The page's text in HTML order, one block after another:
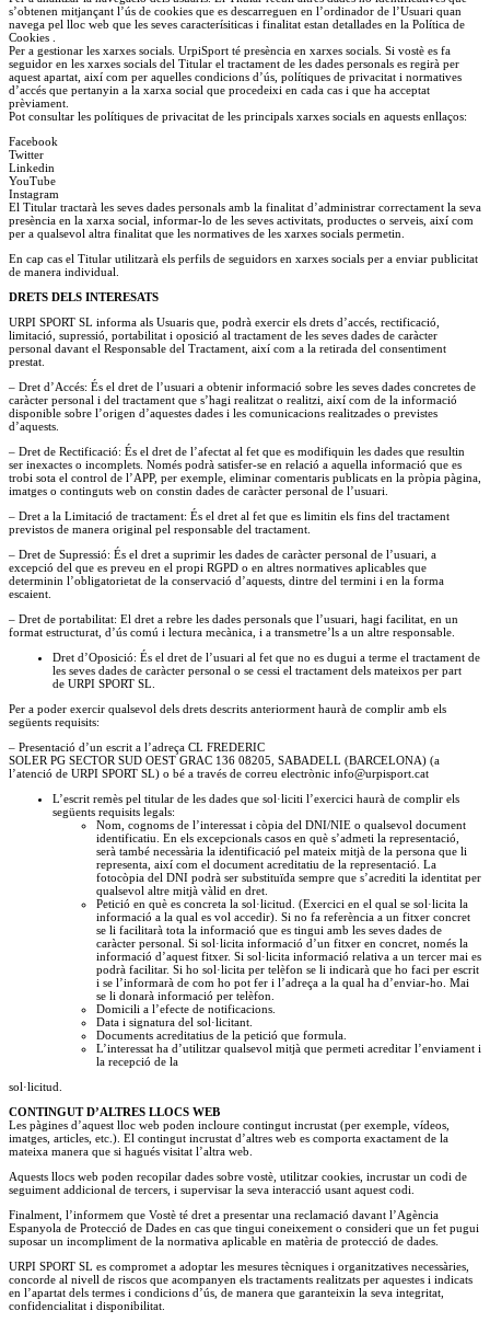
s’obtenen mitjançant l’ús de cookies que es descarreguen en l’ordinador de l’Usuari quan
navega pel lloc web que les seves caracterísiticas i finalitat estan detallades en la Política de
Cookies .
Per a gestionar les xarxes socials. UrpiSport té presència en xarxes socials. Si vostè es fa
seguidor en les xarxes socials del Titular el tractament de les dades personals es regirà per
aquest apartat, així com per aquelles condicions d’ús, polítiques de privacitat i normatives
d’accés que pertanyin a la xarxa social que procedeixi en cada cas i que ha acceptat
prèviament.
Pot consultar les polítiques de privacitat de les principals xarxes socials en aquests enllaços:
Facebook
Twitter
Linkedin
YouTube
Instagram
El Titular tractarà les seves dades personals amb la finalitat d’administrar correctament la seva
presència en la xarxa social, informar-lo de les seves activitats, productes o serveis, així com
per a qualsevol altra finalitat que les normatives de les xarxes socials permetin.
En cap cas el Titular utilitzarà els perfils de seguidors en xarxes socials per a enviar publicitat
de manera individual.
DRETS DELS INTERESATS
URPI SPORT SL informa als Usuaris que, podrà exercir els drets d’accés, rectificació,
limitació, supressió, portabilitat i oposició al tractament de les seves dades de caràcter
personal davant el Responsable del Tractament, així com a la retirada del consentiment
prestat.
– Dret d’Accés: És el dret de l’usuari a obtenir informació sobre les seves dades concretes de
caràcter personal i del tractament que s’hagi realitzat o realitzi, així com de la informació
disponible sobre l’origen d’aquestes dades i les comunicacions realitzades o previstes
d’aquests.
– Dret de Rectificació: És el dret de l’afectat al fet que es modifiquin les dades que resultin
ser inexactes o incomplets. Només podrà satisfer-se en relació a aquella informació que es
trobi sota el control de l’APP, per exemple, eliminar comentaris publicats en la pròpia pàgina,
imatges o continguts web on constin dades de caràcter personal de l’usuari.
– Dret a la Limitació de tractament: És el dret al fet que es limitin els fins del tractament
previstos de manera original pel responsable del tractament.
– Dret de Supressió: És el dret a suprimir les dades de caràcter personal de l’usuari, a
excepció del que es preveu en el propi RGPD o en altres normatives aplicables que
determinin l’obligatorietat de la conservació d’aquests, dintre del termini i en la forma
escaient.
– Dret de portabilitat: El dret a rebre les dades personals que l’usuari, hagi facilitat, en un
format estructurat, d’ús comú i lectura mecànica, i a transmetre’ls a un altre responsable.
Dret d’Oposició: És el dret de l’usuari al fet que no es dugui a terme el tractament de
les seves dades de caràcter personal o se cessi el tractament dels mateixos per part
de URPI SPORT SL.
Per a poder exercir qualsevol dels drets descrits anteriorment haurà de complir amb els
següents requisits:
– Presentació d’un escrit a l’adreça CL FREDERIC
SOLER PG SECTOR SUD OEST GRAC 136 08205, SABADELL (BARCELONA) (a
l’atenció de URPI SPORT SL) o bé a través de correu electrònic info@urpisport.cat
L’escrit remès pel titular de les dades que sol·liciti l’exercici haurà de complir els
següents requisits legals:
Nom, cognoms de l’interessat i còpia del DNI/NIE o qualsevol document
identificatiu. En els excepcionals casos en què s’admeti la representació,
serà també necessària la identificació pel mateix mitjà de la persona que li
representa, així com el document acreditatiu de la representació. La
fotocòpia del DNI podrà ser substituïda sempre que s’acrediti la identitat per
qualsevol altre mitjà vàlid en dret.
Petició en què es concreta la sol·licitud. (Exercici en el qual se sol·licita la
informació a la qual es vol accedir). Si no fa referència a un fitxer concret
se li facilitarà tota la informació que es tingui amb les seves dades de
caràcter personal. Si sol·licita informació d’un fitxer en concret, només la
informació d’aquest fitxer. Si sol·licita informació relativa a un tercer mai es
podrà facilitar. Si ho sol·licita per telèfon se li indicarà que ho faci per escrit
i se l’informarà de com ho pot fer i l’adreça a la qual ha d’enviar-ho. Mai
se li donarà informació per telèfon.
Domicili a l’efecte de notificacions.
Data i signatura del sol·licitant.
Documents acreditatius de la petició que formula.
L’interessat ha d’utilitzar qualsevol mitjà que permeti acreditar l’enviament i
la recepció de la
sol·licitud.
CONTINGUT D’ALTRES LLOCS WEB
Les pàgines d’aquest lloc web poden incloure contingut incrustat (per exemple, vídeos,
imatges, articles, etc.). El contingut incrustat d’altres web es comporta exactament de la
mateixa manera que si hagués visitat l’altra web.
Aquests llocs web poden recopilar dades sobre vostè, utilitzar cookies, incrustar un codi de
seguiment addicional de tercers, i supervisar la seva interacció usant aquest codi.
Finalment, l’informem que Vostè té dret a presentar una reclamació davant l’Agència
Espanyola de Protecció de Dades en cas que tingui coneixement o consideri que un fet pugui
suposar un incompliment de la normativa aplicable en matèria de protecció de dades.
URPI SPORT SL es compromet a adoptar les mesures tècniques i organitzatives necessàries,
concorde al nivell de riscos que acompanyen els tractaments realitzats per aquestes i indicats
en l’apartat dels termes i condicions d’ús, de manera que garanteixin la seva integritat,
confidencialitat i disponibilitat.